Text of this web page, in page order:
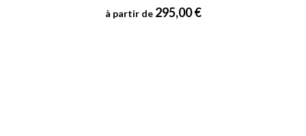
à partir de 295,00 €